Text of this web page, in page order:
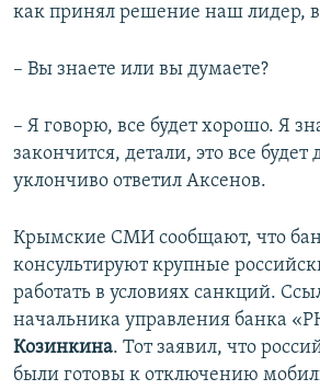
как принял решение наш лидер,
– Вы знаете или вы думаете?
– Я говорю, все будет хорошо. Я
закончится, детали, это все будет
уклончиво ответил Аксенов.
Крымские СМИ сообщают, что
консультируют крупные
работать в условиях санкций.
начальника управления банка
Козинкина. Тот заявил, что
были готовы к отключению